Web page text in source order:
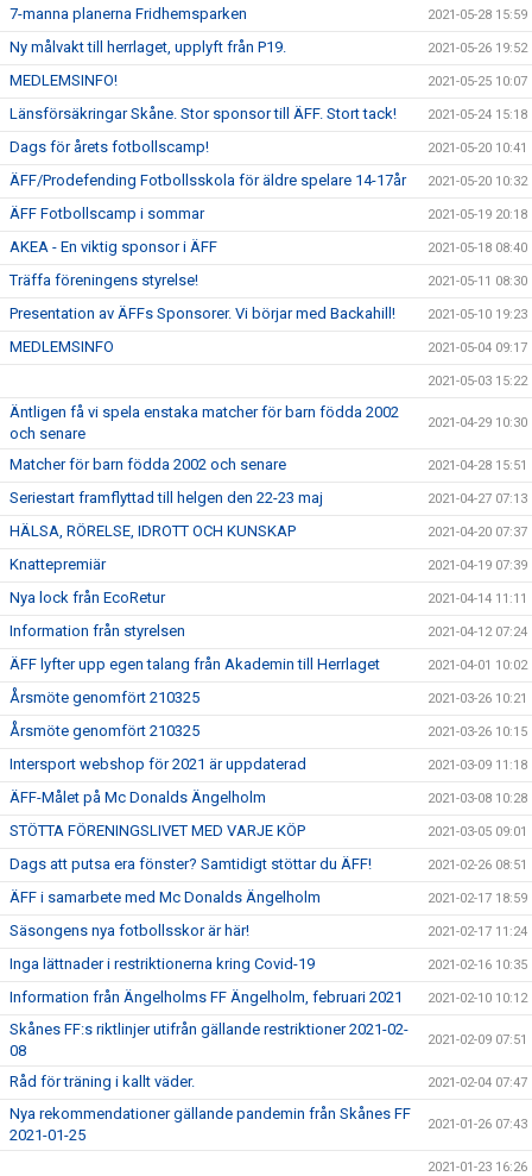
7-manna planerna Fridhemsparken 2021-05-28 15:59
Ny målvakt till herrlaget, upplyft från P19. 2021-05-26 19:52
MEDLEMSINFO! 2021-05-25 10:07
Länsförsäkringar Skåne. Stor sponsor till ÄFF. Stort tack! 2021-05-24 15:18
Dags för årets fotbollscamp! 2021-05-20 10:41
ÄFF/Prodefending Fotbollsskola för äldre spelare 14-17år 2021-05-20 10:32
ÄFF Fotbollscamp i sommar 2021-05-19 20:18
AKEA - En viktig sponsor i ÄFF 2021-05-18 08:40
Träffa föreningens styrelse! 2021-05-11 08:30
Presentation av ÄFFs Sponsorer. Vi börjar med Backahill! 2021-05-10 19:23
MEDLEMSINFO 2021-05-04 09:17
2021-05-03 15:22
Äntligen få vi spela enstaka matcher för barn födda 2002
och senare
2021-04-29 10:30
Matcher för barn födda 2002 och senare 2021-04-28 15:51
Seriestart framflyttad till helgen den 22-23 maj 2021-04-27 07:13
HÄLSA, RÖRELSE, IDROTT OCH KUNSKAP 2021-04-20 07:37
Knattepremiär 2021-04-19 07:39
Nya lock från EcoRetur 2021-04-14 11:11
Information från styrelsen 2021-04-12 07:24
ÄFF lyfter upp egen talang från Akademin till Herrlaget 2021-04-01 10:02
Årsmöte genomfört 210325 2021-03-26 10:21
Årsmöte genomfört 210325 2021-03-26 10:15
Intersport webshop för 2021 är uppdaterad 2021-03-09 11:18
ÄFF-Målet på Mc Donalds Ängelholm 2021-03-08 10:28
STÖTTA FÖRENINGSLIVET MED VARJE KÖP 2021-03-05 09:01
Dags att putsa era fönster? Samtidigt stöttar du ÄFF! 2021-02-26 08:51
ÄFF i samarbete med Mc Donalds Ängelholm 2021-02-17 18:59
Säsongens nya fotbollsskor är här! 2021-02-17 11:24
Inga lättnader i restriktionerna kring Covid-19 2021-02-16 10:35
Information från Ängelholms FF Ängelholm, februari 2021 2021-02-10 10:12
Skånes FF:s riktlinjer utifrån gällande restriktioner 2021-02-
08
2021-02-09 07:51
Råd för träning i kallt väder. 2021-02-04 07:47
Nya rekommendationer gällande pandemin från Skånes FF
2021-01-25
2021-01-26 07:43
2021-01-23 16:26